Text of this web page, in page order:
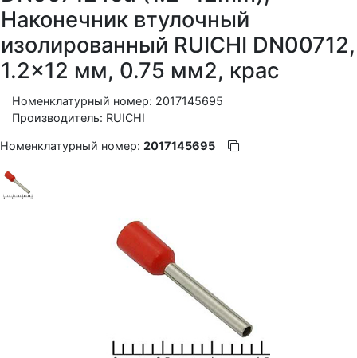
Наконечник втулочный
изолированный RUICHI DN00712,
1.2x12 мм, 0.75 мм2, крас
Номенклатурный номер: 2017145695
Производитель: RUICHI
Номенклатурный номер: 2017145695